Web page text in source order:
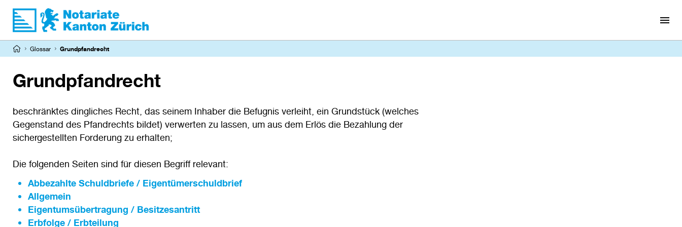
Direkt
zum
Inhalt
Pfadnavigation
Glossar Grundpfandrecht
Grundpfandrecht
beschränktes dingliches Recht, das seinem Inhaber die Befugnis verleiht, ein Grundstück (welches
Gegenstand des Pfandrechts bildet) verwerten zu lassen, um aus dem Erlös die Bezahlung der
sichergestellten Forderung zu erhalten;
Die folgenden Seiten sind für diesen Begriff relevant:
Abbezahlte Schuldbriefe / Eigentümerschuldbrief
Allgemein
Eigentumsübertragung / Besitzesantritt
Erbfolge / Erbteilung